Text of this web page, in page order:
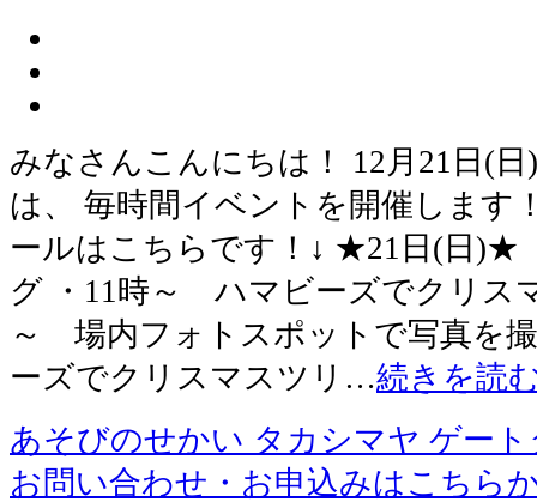
みなさんこんにちは！ 12月21日(日
は、 毎時間イベントを開催します
ールはこちらです！↓ ★21日(日)★
グ ・11時～ ハマビーズでクリス
～ 場内フォトスポットで写真を
ーズでクリスマスツリ…続きを読
あそびのせかい タカシマヤ ゲー
お問い合わせ・お申込みはこちら